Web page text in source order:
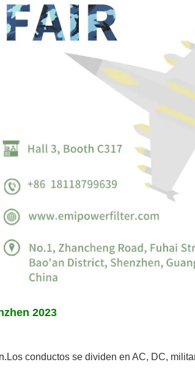
2023
Los conductos se dividen en AC, DC,